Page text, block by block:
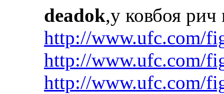
deadok,у ковбоя
http://www.ufc.com/
http://www.ufc.com/
http://www.ufc.com/